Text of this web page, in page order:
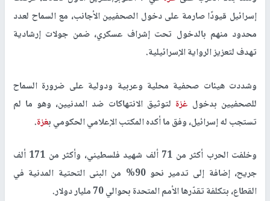
إسرائيل قيودًا صارمة على دخول الصحفيين الأجانب، مع السماح لعدد
محدود منهم بالدخول تحت إشراف عسكري، ضمن جولات إرشادية
تهدف لتعزيز الرواية الإسرائيلية.
وشددت هيئات صحفية محلية وعربية ودولية على ضرورة السماح
للصحفيين بدخول غزة لتوثيق الانتهاكات ضد المدنيين، وهو ما لم
تستجب له إسرائيل، وفق ما أكده المكتب الإعلامي الحكومي بغزة.
وخلفت الحرب أكثر من 71 ألف شهيد فلسطيني، وأكثر من 171 ألف
جريح، إضافة إلى تدمير نحو 90% من البنى التحتية المدنية في
القطاع، بتكلفة تقدّرها الأمم المتحدة بحوالي 70 مليار دولار.